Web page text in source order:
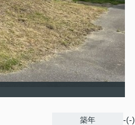
築年 -(-)